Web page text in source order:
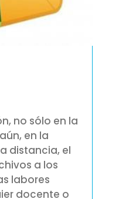
no sólo en la
en la
distancia, el
a los
labores
docente o